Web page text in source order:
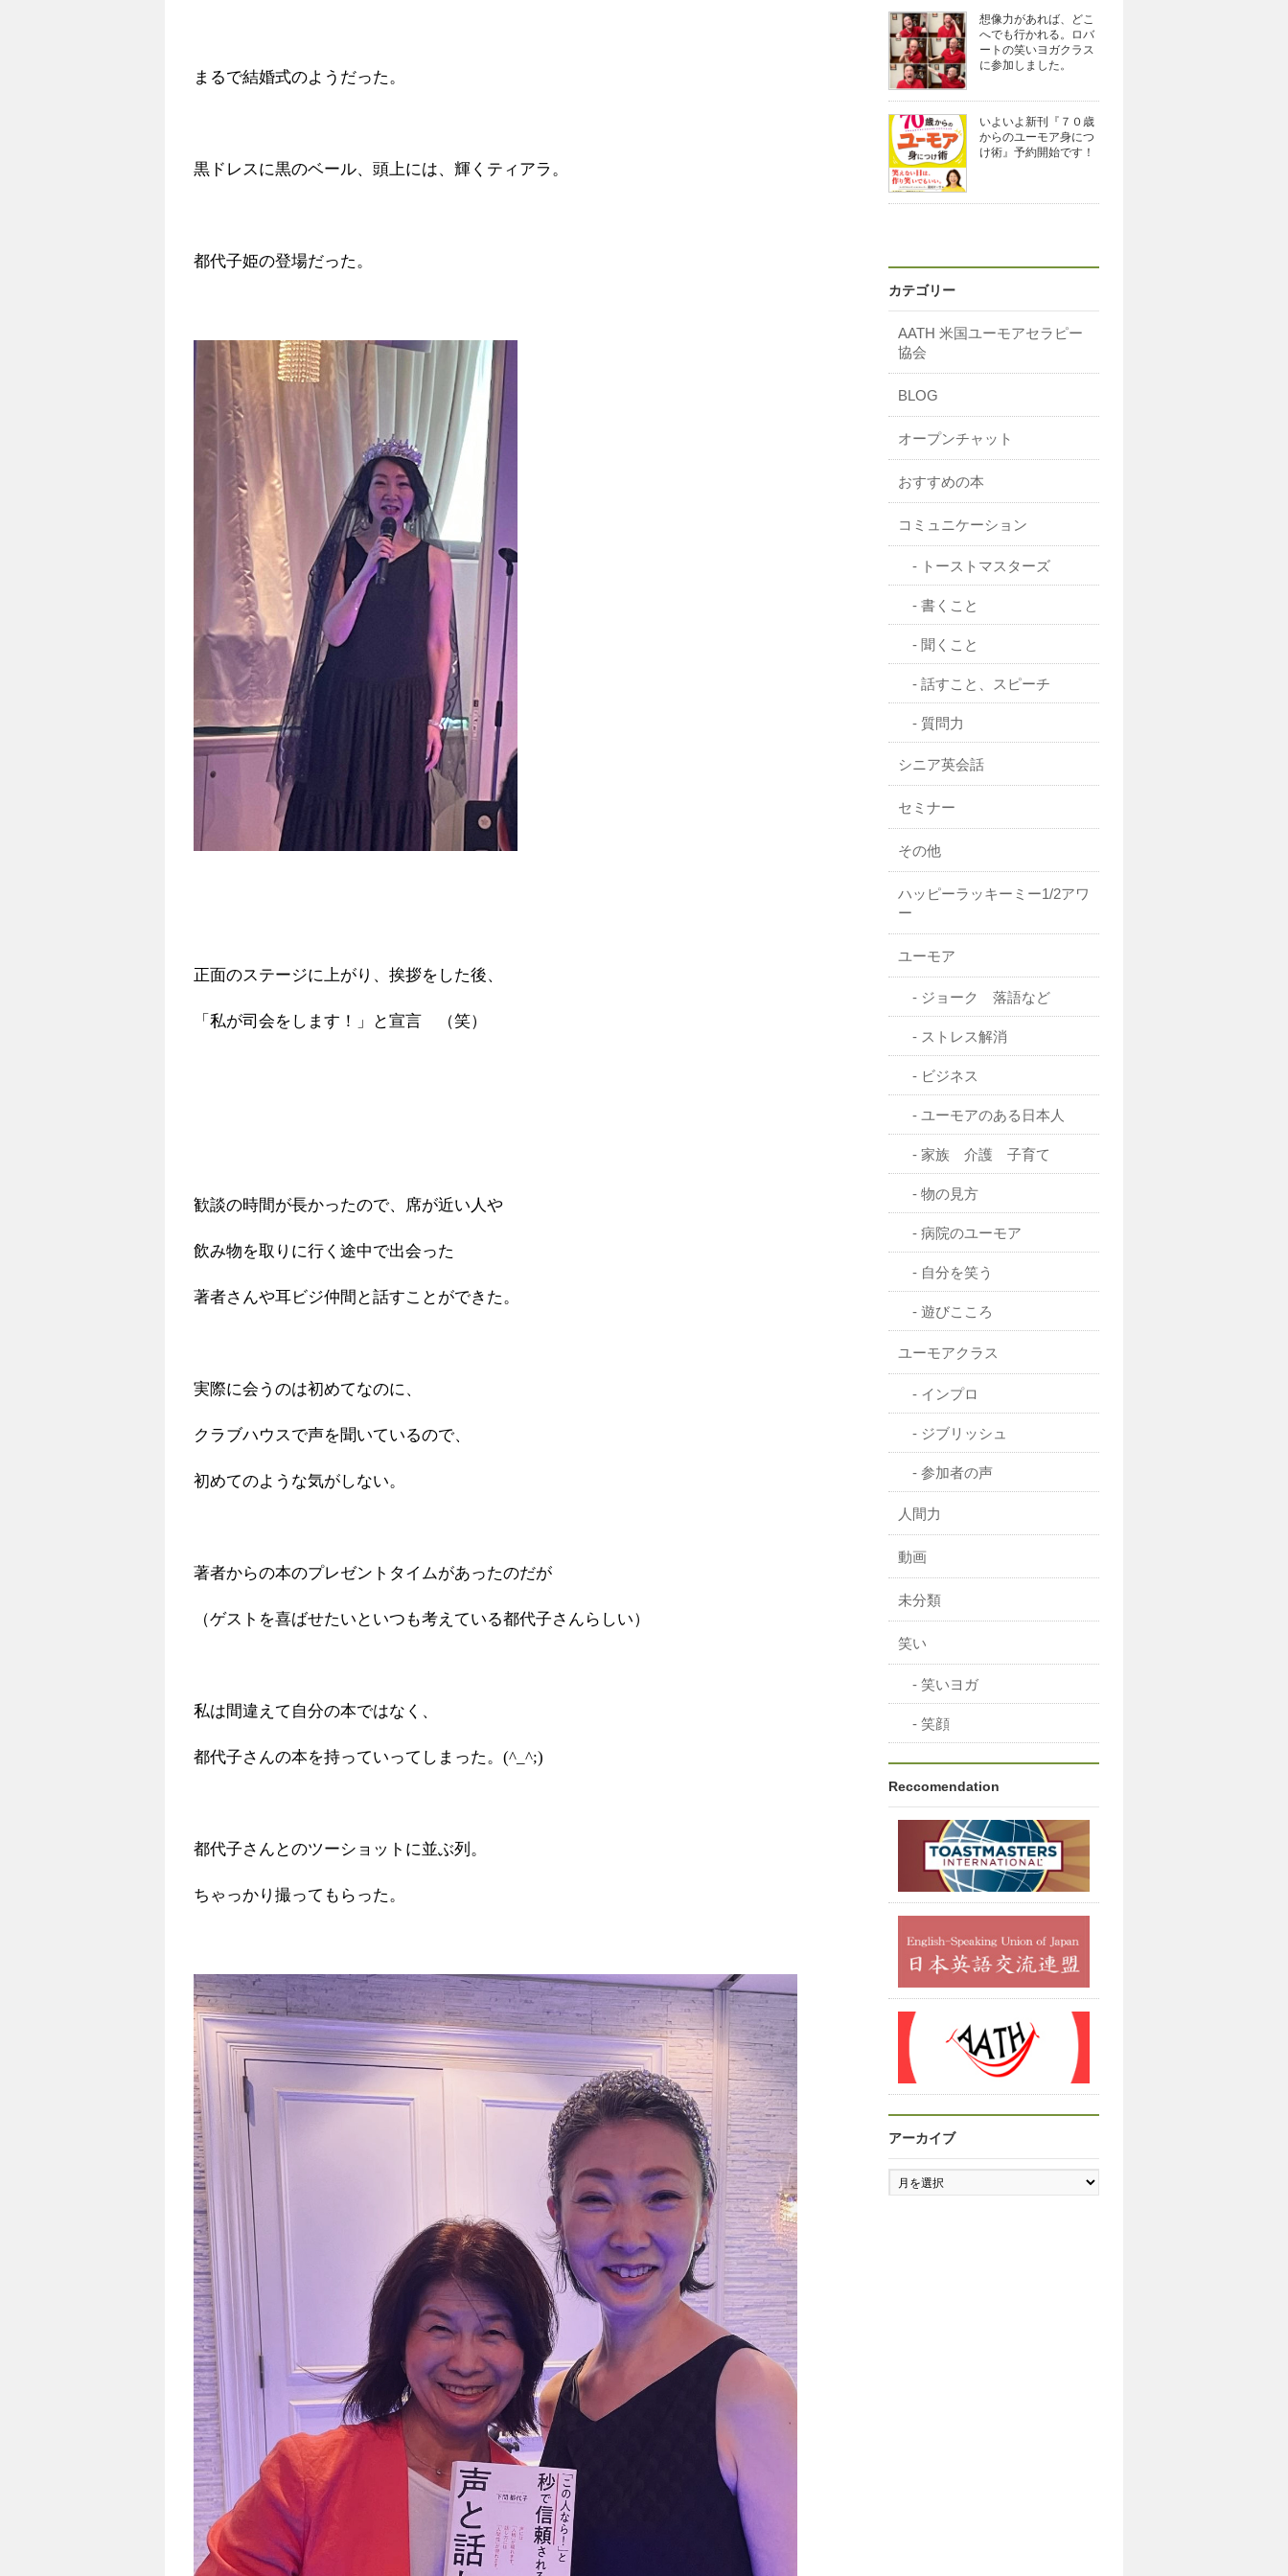
まるで結婚式のようだった。
黒ドレスに黒のベール、頭上には、輝くティアラ。
都代子姫の登場だった。
正面のステージに上がり、挨拶をした後、
「私が司会をします！」と宣言 （笑）
歓談の時間が長かったので、席が近い人や
飲み物を取りに行く途中で出会った
著者さんや耳ビジ仲間と話すことができた。
実際に会うのは初めてなのに、
クラブハウスで声を聞いているので、
初めてのような気がしない。
著者からの本のプレゼントタイムがあったのだが
（ゲストを喜ばせたいといつも考えている都代子さんらしい）
私は間違えて自分の本ではなく、
都代子さんの本を持っていってしまった。(^_^;)
都代子さんとのツーショットに並ぶ列。
ちゃっかり撮ってもらった。
想像力があれば、どこ
へでも行かれる。ロバ
ートの笑いヨガクラス
に参加しました。
いよいよ新刊『７０歳
からのユーモア身につ
け術』予約開始です！
カテゴリー
AATH 米国ユーモアセラピー
協会
BLOG
オープンチャット
おすすめの本
コミュニケーション
トーストマスターズ
書くこと
聞くこと
話すこと、スピーチ
質問力
シニア英会話
セミナー
その他
ハッピーラッキーミー1/2アワ
ー
ユーモア
ジョーク 落語など
ストレス解消
ビジネス
ユーモアのある日本人
家族 介護 子育て
物の見方
病院のユーモア
自分を笑う
遊びこころ
ユーモアクラス
インプロ
ジブリッシュ
参加者の声
人間力
動画
未分類
笑い
笑いヨガ
笑顔
Reccomendation
アーカイブ
ア
ー